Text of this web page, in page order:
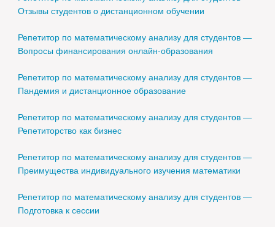
Отзывы студентов о дистанционном обучении
Репетитор по математическому анализу для студентов —
Вопросы финансирования онлайн-образования
Репетитор по математическому анализу для студентов —
Пандемия и дистанционное образование
Репетитор по математическому анализу для студентов —
Репетиторство как бизнес
Репетитор по математическому анализу для студентов —
Преимущества индивидуального изучения математики
Репетитор по математическому анализу для студентов —
Подготовка к сессии